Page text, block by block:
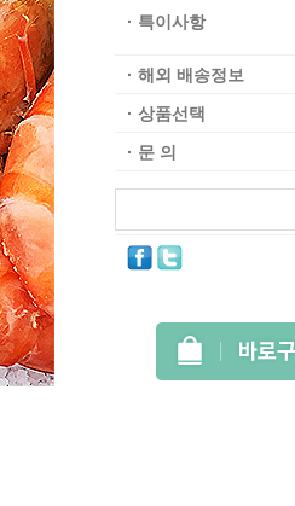
· 특이사항
· 해외 배송정보
· 상품선택
· 문 의